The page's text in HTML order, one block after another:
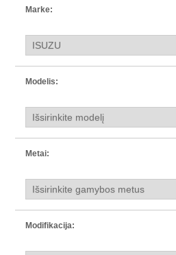
Marke:
Modelis:
Metai:
Modifikacija: